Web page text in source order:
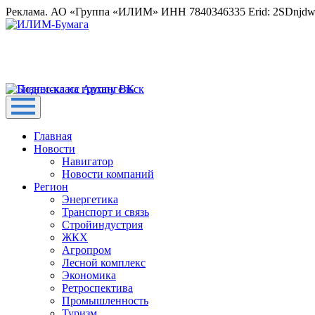
Реклама. АО «Группа «ИЛИМ» ИНН 7840346335 Erid:
Главная
Новости
Навигатор
Новости компаний
Регион
Энергетика
Транспорт и связь
Стройиндустрия
ЖКХ
Агропром
Лесной комплекс
Экономика
Ретроспектива
Промышленность